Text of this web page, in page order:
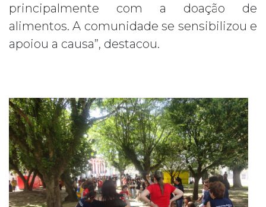
principalmente com a doação de
alimentos. A comunidade se sensibilizou e
apoiou a causa”, destacou.